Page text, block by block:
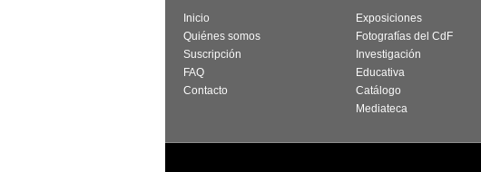
Inicio
Quiénes somos
Suscripción
FAQ
Contacto
Exposiciones
Fotografías del CdF
Investigación
Educativa
Catálogo
Mediateca